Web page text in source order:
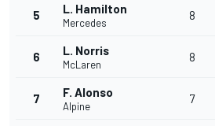
5 L. Hamilton
Mercedes
8
6 L. Norris
McLaren
8
7 F. Alonso
Alpine
7